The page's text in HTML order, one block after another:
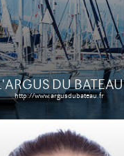
DU BATEAU
http://www.argusdubateau.fr